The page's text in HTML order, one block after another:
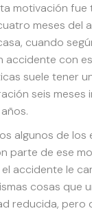
motivación fue
meses del
cuando
accidente con
suele tener
seis meses
algunos de los
parte de ese
accidente le
cosas que
reducida, pero